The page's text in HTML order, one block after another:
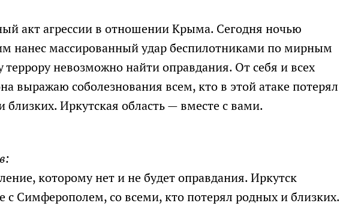
акт агрессии в отношении Крыма. Сегодня ночью
нанес массированный удар беспилотниками по мирным
невозможно найти оправдания. От себя и всех
выражаю соболезнования всем, кто в этой атаке потерял
близких. Иркутская область — вместе с вами.
которому нет и не будет оправдания. Иркутск
с Симферополем, со всеми, кто потерял родных и близких.